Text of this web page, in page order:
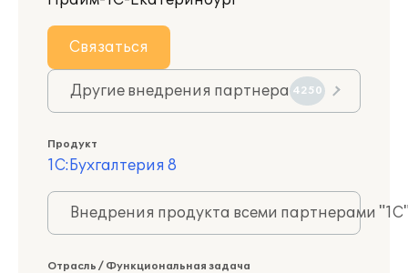
Связаться
Другие внедрения партнера 4250
Продукт
1С:Бухгалтерия 8
Внедрения продукта всеми партнерами
Отрасль / Функциональная задача